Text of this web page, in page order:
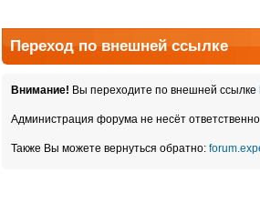
Переход по внешней ссылке
Внимание! Вы переходите по внешней ссылке
Администрация форума не несёт
Также Вы можете вернуться обратно: